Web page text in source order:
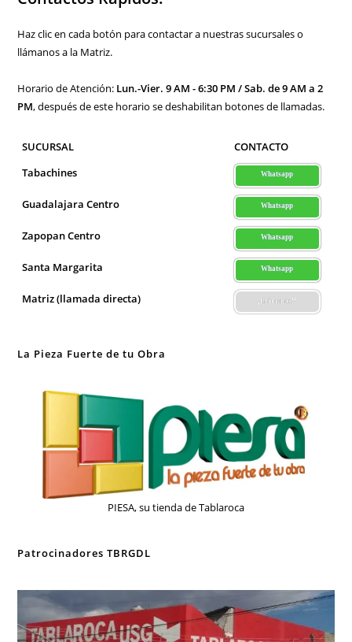
Húmedos
Guadalajara
Haz clic en cada botón para contactar a nuestras sucursales o
llámanos a la Matriz.
Horario de Atención: Lun.-Vier. 9 AM - 6:30 PM / Sab. de 9 AM a 2
PM, después de este horario se deshabilitan botones de llamadas.
SUCURSAL
CONTACTO
Tabachines
Whatsapp
Guadalajara Centro Whatsapp
Zapopan Centro Whatsapp
Santa Margarita Whatsapp
Matriz (llamada directa) ¡Llámenos!!
La Pieza Fuerte de tu Obra
PIESA, su tienda de Tablaroca
Patrocinadores TBRGDL